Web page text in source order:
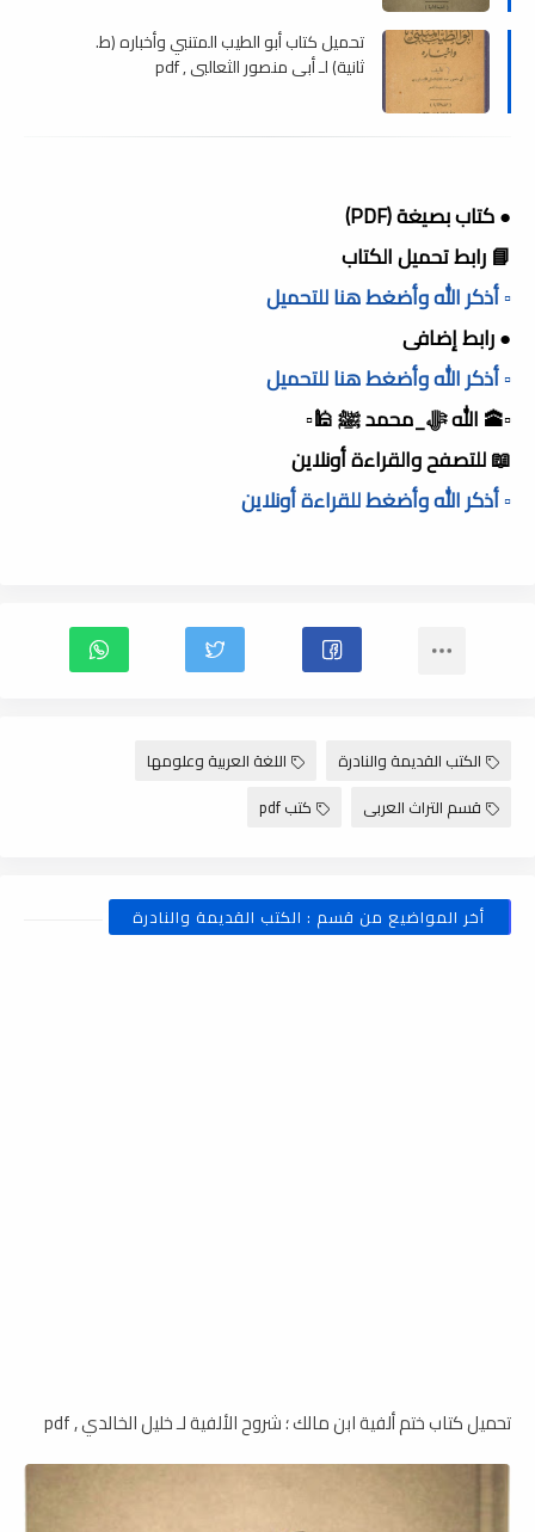
تحميل كتاب أبو الطيب المتنبي وأخباره (ط.
ثانية) لـ أبى منصور الثعالبي , pdf
● كتاب بصيغة (PDF)
📘 رابط تحميل الكتاب
▫️ أذكر الله وأضغط هنا للتحميل
● رابط إضافى
▫️ أذكر الله وأضغط هنا للتحميل
▫️🕋 الله ﷻ_محمد ﷺ 🕌▫️
📖 للتصفح والقراءة أونلاين
▫️ أذكر الله وأضغط للقراءة أونلاين
الكتب القديمة والنادرة
اللغة العربية وعلومها
قسم التراث العربى
كتب pdf
أخر المواضيع من قسم : الكتب القديمة والنادرة
تحميل كتاب ختم ألفية ابن مالك ؛ شروح الألفية لـ خليل الخالدي , pdf